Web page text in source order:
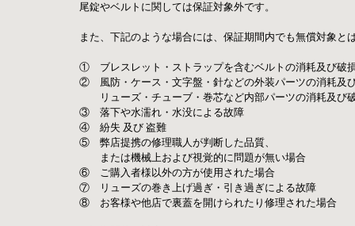
尾錠やベルトに関しては保証対象外です。
また、下記のような場合には、保証期間内でも無償対象と
①　ブレスレット・ストラップを含むベルトの消耗及び破
②　風防・ケース・文字盤・針などの外装パーツの消耗及
リューズ・チューブ・巻芯など内部パーツの消耗及び
③　落下や水濡れ・水没による故障
④　紛失 及び 盗難
⑤　弊店提携の修理職人が判断した品質、
または機械上および視覚的に問題が無い場合
⑥　ご購入者様以外の方が使用された場合
⑦　リューズの巻き上げ過ぎ・引き過ぎによる故障
⑧　お客様や他店で裏蓋を開けられたり修理された場合